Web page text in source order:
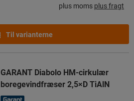
plus moms plus fragt
Til varianterne
GARANT Diabolo HM-cirkulær
boregevindfræser 2,5×D TiAlN